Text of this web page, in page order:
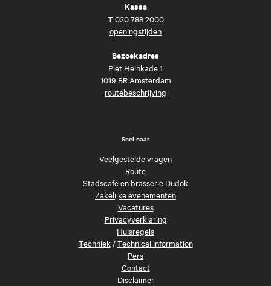
Kassa
T 020 788 2000
openingstijden
Bezoekadres
Piet Heinkade 1
1019 BR Amsterdam
routebeschrijving
Snel naar
Veelgestelde vragen
Route
Stadscafé en brasserie Dudok
Zakelijke evenementen
Vacatures
Privacyverklaring
Huisregels
Techniek/Technical information
Pers
Contact
Disclaimer